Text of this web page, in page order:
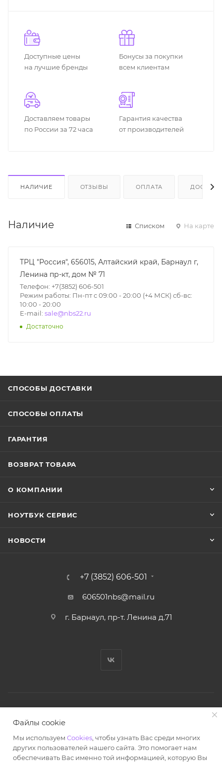
Доступные цены
на лучшие бренды
Бонусы за покупки
всем клиентам
Доставляем товары
по России за 72 часа
Гарантия качества
от производителей
НАЛИЧИЕ ОТЗЫВЫ ОПЛАТА
Наличие Списком На карте
ТРЦ "Россия", 656015, Алтайский край, Барнаул г,
Ленина пр-кт, дом № 71
Телефон: +7(3852) 606-501
Режим работы: Пн-пт с 09:00 - 20:00 (+4 МСК) сб-вс:
10:00 - 20:00
E-mail: sale@nbs22.ru
Достаточно
СПОСОБЫ ДОСТАВКИ
СПОСОБЫ ОПЛАТЫ
ГАРАНТИЯ
ВОЗВРАТ ТОВАРА
О КОМПАНИИ
НОУТБУК СЕРВИС
НОВОСТИ
+7 (3852) 606-501
606501nbs@mail.ru
г. Барнаул, пр-т. Ленина д.71
Все права защищены.
Powered by: WebdEvILoper
Файлы cookie
Мы используем Cookies , чтобы узнать Вас среди многих
других пользователей нашего сайта. Это помогает нам
обеспечивать Вас именно той информацией, которую Вы